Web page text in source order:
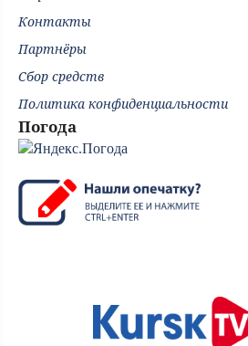
Контакты
Партнёры
Сбор средств
Политика конфиденциальности
Погода